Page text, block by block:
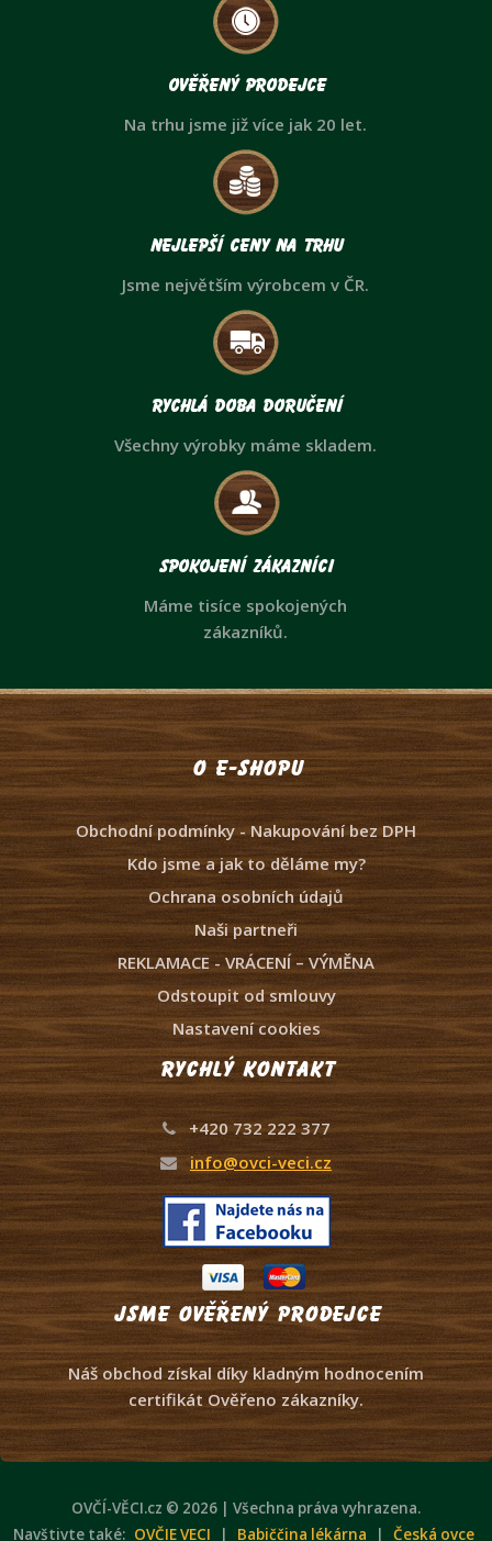
Ověřený prodejce
Na trhu jsme již více jak 20 let.
Nejlepší ceny na trhu
Jsme největším výrobcem v ČR.
Rychlá doba doručení
Všechny výrobky máme skladem.
Spokojení zákazníci
Máme tisíce spokojených
zákazníků.
O e-shopu
Obchodní podmínky - Nakupování bez DPH
Kdo jsme a jak to děláme my?
Ochrana osobních údajů
Naši partneři
REKLAMACE - VRÁCENÍ – VÝMĚNA
Odstoupit od smlouvy
Nastavení cookies
Rychlý kontakt
+420 732 222 377
info@ovci-veci.cz
Jsme ověřený prodejce
Náš obchod získal díky kladným hodnocením
certifikát Ověřeno zákazníky.
OVČÍ-VĚCI.cz © 2026 | Všechna práva vyhrazena.
Navštivte také: OVČIE VECI | Babiččina lékárna | Česká ovce